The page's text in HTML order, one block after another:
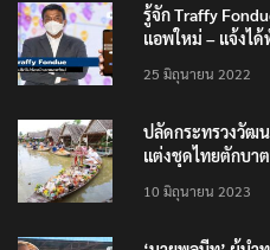
รู้จัก Traffy
ปลัดกระทรวงวัฒน